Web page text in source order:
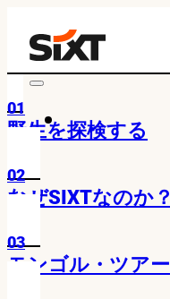
01
野生を探検する
02
なぜSIXTなのか？
03
モンゴル・ツアー